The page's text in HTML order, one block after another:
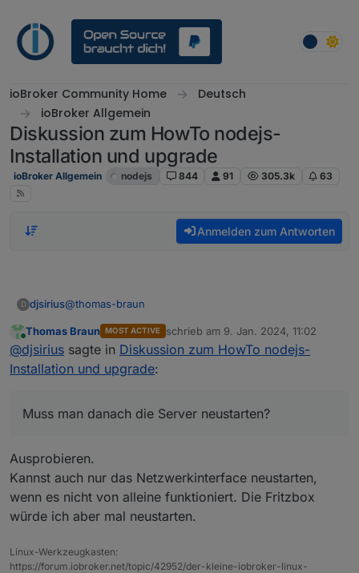
ioBroker Community Home
Deutsch
ioBroker Allgemein
Diskussion zum HowTo nodejs-
Installation und upgrade
ioBroker Allgemein nodejs 844 91 305.3k 63
Anmelden zum Antworten
D djsirius@thomas-braun
Ich habe es jetzt so eingestellt:
Muss man danach die Server neustarten?
Online
Thomas Braun MOST ACTIVE schrieb am 9. Jan. 2024, 11:02
zuletzt editiert von
@djsirius sagte in Diskussion zum HowTo nodejs-
Installation und upgrade:
Muss man danach die Server neustarten?
Ausprobieren.
Kannst auch nur das Netzwerkinterface neustarten,
wenn es nicht von alleine funktioniert. Die Fritzbox
würde ich aber mal neustarten.
Linux-Werkzeugkasten:
https://forum.iobroker.net/topic/42952/der-kleine-iobroker-linux-